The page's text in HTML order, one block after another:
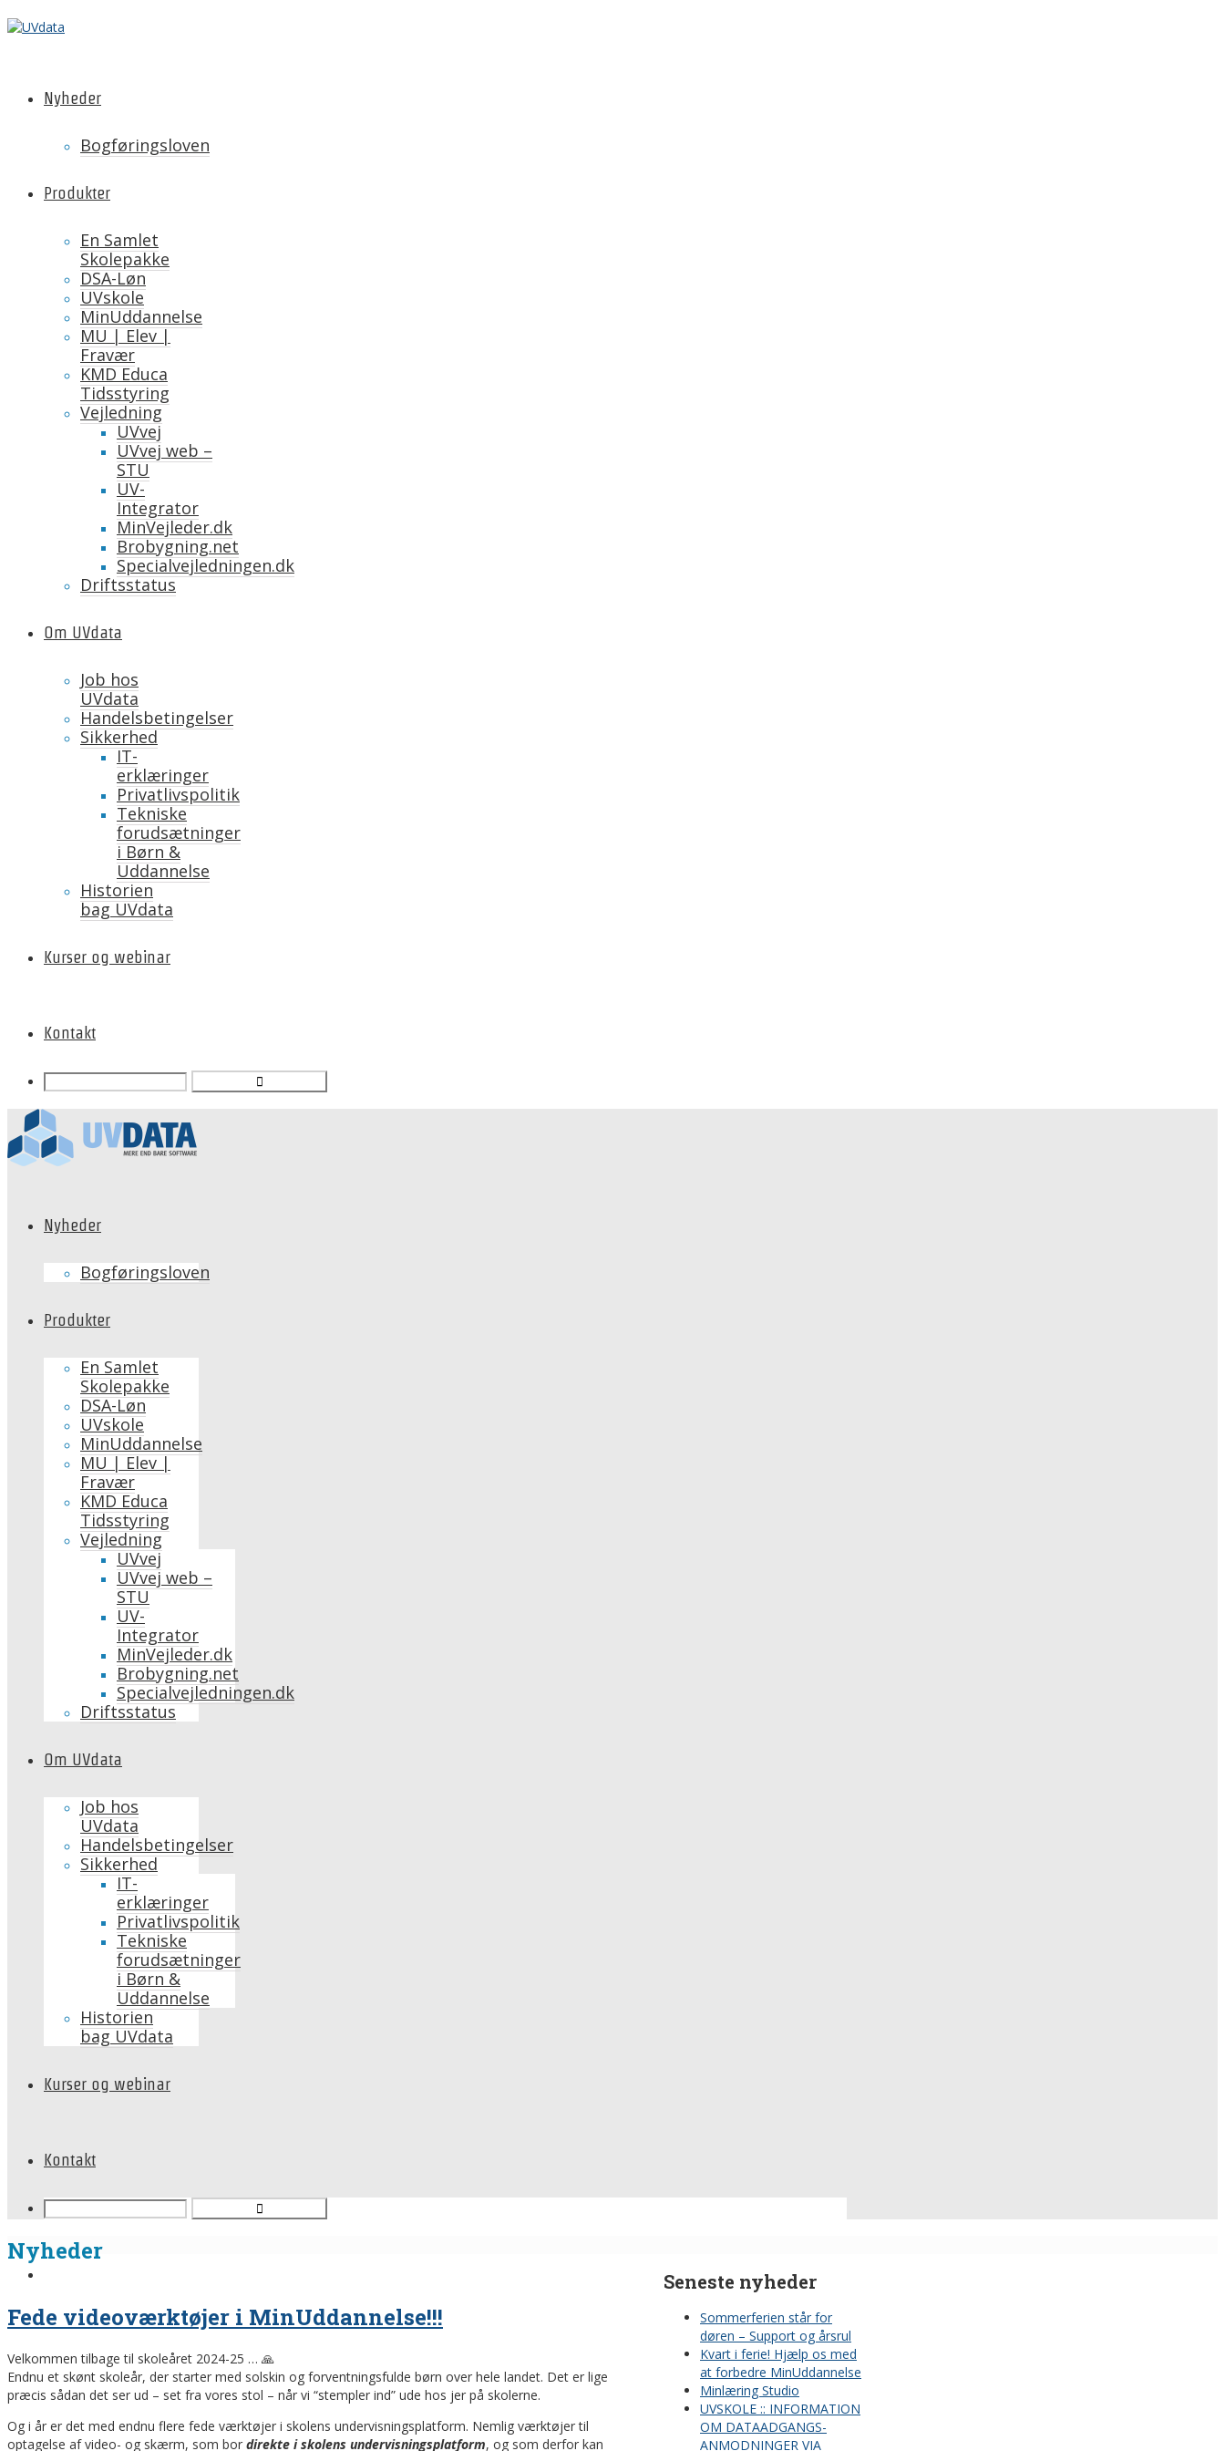
Nyheder
Bogføringsloven
Produkter
En Samlet
Skolepakke
DSA-Løn
UVskole
MinUddannelse
MU | Elev |
Fravær
KMD Educa
Tidsstyring
Vejledning
UVvej
UVvej web –
STU
UV-
Integrator
MinVejleder.dk
Brobygning.net
Specialvejledningen.dk
Driftsstatus
Om UVdata
Job hos
UVdata
Handelsbetingelser
Sikkerhed
IT-
erklæringer
Privatlivspolitik
Tekniske
forudsætninger
i Børn &
Uddannelse
Historien
bag UVdata
Kurser og webinar
Kontakt
Nyheder
Bogføringsloven
Produkter
En Samlet
Skolepakke
DSA-Løn
UVskole
MinUddannelse
MU | Elev |
Fravær
KMD Educa
Tidsstyring
Vejledning
UVvej
UVvej web –
STU
UV-
Integrator
MinVejleder.dk
Brobygning.net
Specialvejledningen.dk
Driftsstatus
Om UVdata
Job hos
UVdata
Handelsbetingelser
Sikkerhed
IT-
erklæringer
Privatlivspolitik
Tekniske
forudsætninger
i Børn &
Uddannelse
Historien
bag UVdata
Kurser og webinar
Kontakt
Nyheder
Fede videoværktøjer i MinUddannelse!!!
Velkommen tilbage til skoleåret 2024-25 … 🙏
Endnu et skønt skoleår, der starter med solskin og forventningsfulde børn over hele landet. Det er lige
præcis sådan det ser ud – set fra vores stol – når vi “stempler ind” ude hos jer på skolerne.
Og i år er det med endnu flere fede værktøjer i skolens undervisningsplatform. Nemlig værktøjer til
optagelse af video- og skærm, som bor direkte i skolens undervisningsplatform, og som derfor kan
Seneste nyheder
Sommerferien står for
døren – Support og årsrul
Kvart i ferie! Hjælp os med
at forbedre MinUddannelse
Minlæring Studio
UVSKOLE :: INFORMATION
OM DATAADGANGS-
ANMODNINGER VIA